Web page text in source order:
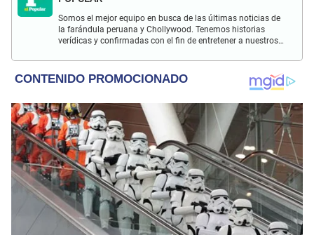
Somos el mejor equipo en busca de las últimas noticias de
la farándula peruana y Chollywood. Tenemos historias
verídicas y confirmadas con el fin de entretener a nuestros